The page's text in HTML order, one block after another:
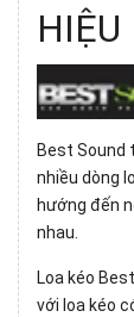
HIỆU
Best Sound
nhiều dòng
hướng đến
nhau.
Loa kéo
với loa kéo